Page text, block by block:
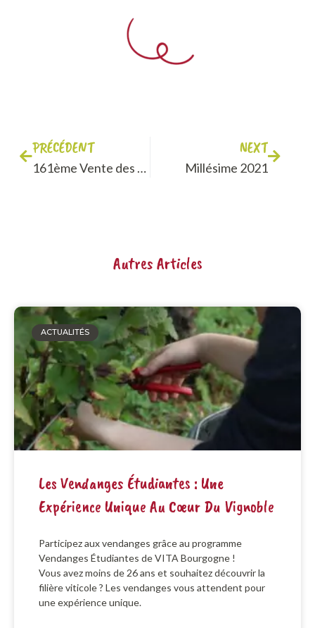
PRÉCÉDENT
161ème Vente des vins des Hospices de Beaune
NEXT
Millésime 2021
Autres Articles
ACTUALITÉS
Les Vendanges Étudiantes : Une
Expérience Unique Au Cœur Du Vignoble
Participez aux vendanges grâce au programme
Vendanges Étudiantes de VITA Bourgogne !
Vous avez moins de 26 ans et souhaitez découvrir la
filière viticole ? Les vendanges vous attendent pour
une expérience unique.